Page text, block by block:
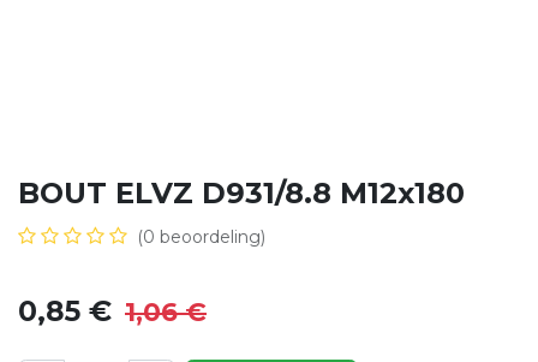
BOUT ELVZ D931/8.8 M12x180
(0 beoordeling)
0,85 € 1,06€